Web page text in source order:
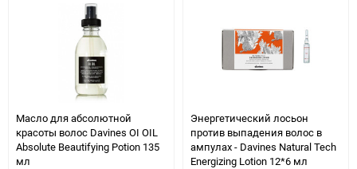
Масло для абсолютной
красоты волос Davines OI OIL
Absolute Beautifying Potion 135
мл
Энергетический лосьон
против выпадения волос в
ампулах - Davines Natural Tech
Energizing Lotion 12*6 мл